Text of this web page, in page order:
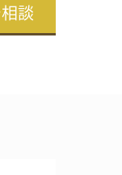
談